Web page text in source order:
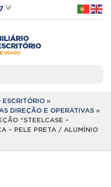
⁽ᵃ⁾
ESCRITÓRIO »
DIREÇÃO E OPERATIVAS »
“STEELCASE –
– PELE PRETA / ALUMÍNIO